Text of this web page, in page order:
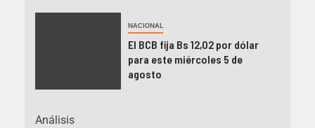
NACIONAL
El BCB fija Bs 12,02 por dólar
para este miércoles 5 de
agosto
Análisis